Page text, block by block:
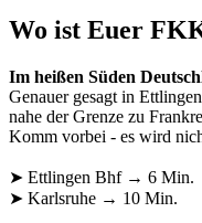
Wo ist Euer
Im heißen Süden
Genauer gesagt in
nahe der Grenze zu
Komm vorbei - es wird
➤ Ettlingen Bhf → 6 Min.
➤ Karlsruhe → 10 Min.